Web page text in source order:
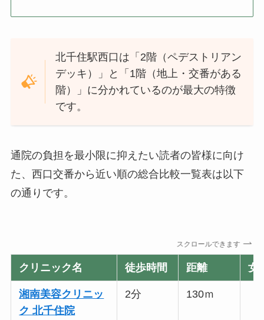
北千住駅西口は「2階（ペデストリアン
デッキ）」と「1階（地上・交番がある
階）」に分かれているのが最大の特徴
です。
通院の負担を最小限に抑えたい読者の皆様に向け
た、西口交番から近い順の総合比較一覧表は以下
の通りです。
スクロールできます
クリニック名 徒歩時間 距離 女
湘南美容クリニッ
ク 北千住院
2分 130ｍ